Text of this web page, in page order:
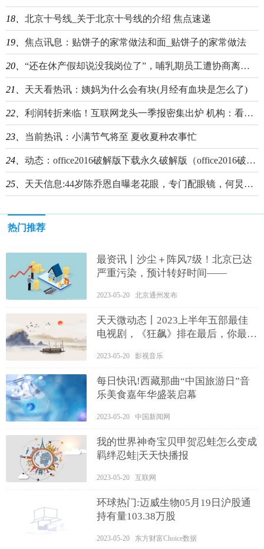
18、 北京十号线_关于北京十号线的介绍 焦点速递
19、 焦点讯息：贴饼子的家常做法和面_贴饼子的家常做法
20、 “还在休产假却说没我岗位了”，哺乳期员工遭协商离职：本来裁不到你头上|当前观察
21、 天天看热讯：姨妈为什么会有块(月经有血块是怎么了)
22、 利润转折来临！互联网龙头一季报密集出炉 机构：看好港股配置价值
23、 当前热讯：小满节气将至 夏收夏种农事忙
24、 动态：office2016破解版下载永久破解版（office2016破解版）
25、 天天信息:44岁陈乔恩自曝老花眼，专门配眼镜，何炅感慨有点早，万茜一脸懵
热门推荐
最资讯丨沙尘＋阵风7级！北京已达
严重污染，预计转好时间——
2023-05-20 北京通州发布
天天微动态丨2023上半年五部最佳
电视剧，《狂飙》排在最后，你最喜
2023-05-20 影视音乐
每日快讯!西藏那曲“中国旅游日”音
乐美食嘉年华盛装启幕
2023-05-20 中国新闻网
我的世界神奇宝贝甲贺忍蛙怎么变成
羁绊忍蛙|天天快播报
2023-05-20 互联网
环球热门:迈威生物05月19日沪股通
持有量103.38万股
2023-05-20 东方财富Choice数据